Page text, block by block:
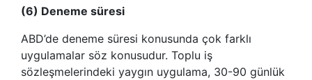
(6) Deneme süresi
ABD’de deneme süresi konusunda çok farklı
uygulamalar söz konusudur. Toplu iş
sözleşmelerindeki yaygın uygulama, 30-90 günlük